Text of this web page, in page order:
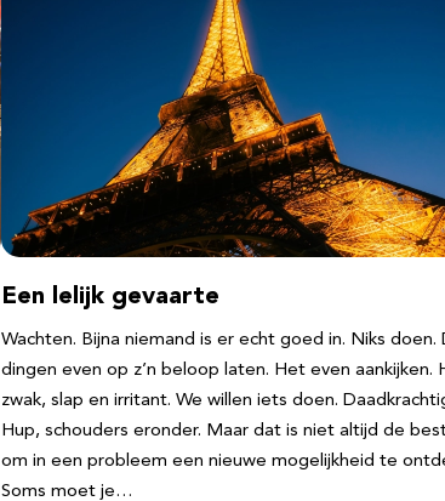
Een lelijk gevaarte
Wachten. Bijna niemand is er echt goed in. Niks doen.
dingen even op z’n beloop laten. Het even aankijken.
zwak, slap en irritant. We willen iets doen.
Hup, schouders eronder. Maar dat is niet altijd de
om in een probleem een nieuwe mogelijkheid te
Soms moet je…